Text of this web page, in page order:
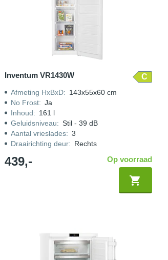
Inventum VR1430W C
Afmeting HxBxD: 143x55x60 cm
No Frost: Ja
Inhoud: 161 l
Geluidsniveau: Stil - 39 dB
Aantal vrieslades: 3
Draairichting deur: Rechts
439,- Op voorraad